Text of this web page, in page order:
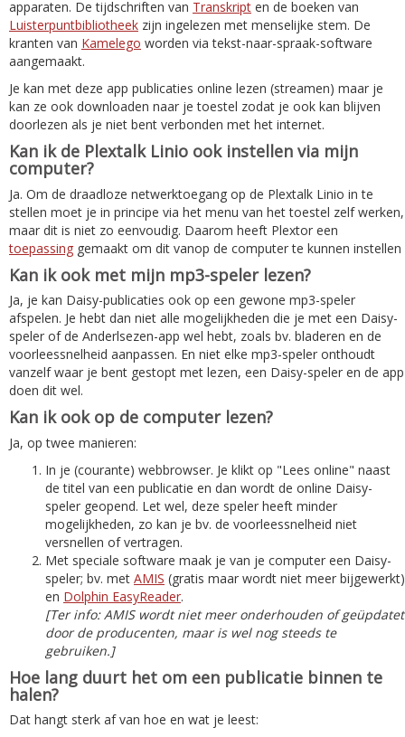
apparaten. De tijdschriften van Transkript en de boeken van
Luisterpuntbibliotheek zijn ingelezen met menselijke stem. De
kranten van Kamelego worden via tekst-naar-spraak-software
aangemaakt.
Je kan met deze app publicaties online lezen (streamen) maar je
kan ze ook downloaden naar je toestel zodat je ook kan blijven
doorlezen als je niet bent verbonden met het internet.
Kan ik de Plextalk Linio ook instellen via mijn
computer?
Ja. Om de draadloze netwerktoegang op de Plextalk Linio in te
stellen moet je in principe via het menu van het toestel zelf werken,
maar dit is niet zo eenvoudig. Daarom heeft Plextor een
toepassing gemaakt om dit vanop de computer te kunnen instellen
Kan ik ook met mijn mp3-speler lezen?
Ja, je kan Daisy-publicaties ook op een gewone mp3-speler
afspelen. Je hebt dan niet alle mogelijkheden die je met een Daisy-
speler of de Anderlsezen-app wel hebt, zoals bv. bladeren en de
voorleessnelheid aanpassen. En niet elke mp3-speler onthoudt
vanzelf waar je bent gestopt met lezen, een Daisy-speler en de app
doen dit wel.
Kan ik ook op de computer lezen?
Ja, op twee manieren:
In je (courante) webbrowser. Je klikt op "Lees online" naast
de titel van een publicatie en dan wordt de online Daisy-
speler geopend. Let wel, deze speler heeft minder
mogelijkheden, zo kan je bv. de voorleessnelheid niet
versnellen of vertragen.
Met speciale software maak je van je computer een Daisy-
speler; bv. met AMIS (gratis maar wordt niet meer bijgewerkt)
en Dolphin EasyReader.
[Ter info: AMIS wordt niet meer onderhouden of geüpdatet
door de producenten, maar is wel nog steeds te
gebruiken.]
Hoe lang duurt het om een publicatie binnen te
halen?
Dat hangt sterk af van hoe en wat je leest: